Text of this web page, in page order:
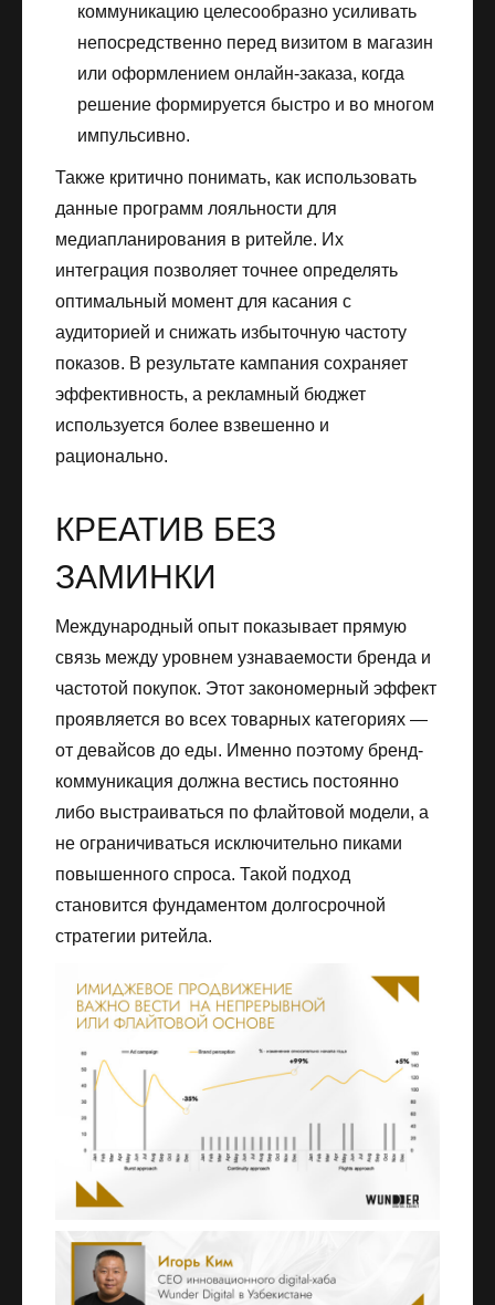
коммуникацию целесообразно усиливать
непосредственно перед визитом в магазин
или оформлением онлайн-заказа, когда
решение формируется быстро и во многом
импульсивно.
Также критично понимать, как использовать
данные программ лояльности для
медиапланирования в ритейле. Их
интеграция позволяет точнее определять
оптимальный момент для касания с
аудиторией и снижать избыточную частоту
показов. В результате кампания сохраняет
эффективность, а рекламный бюджет
используется более взвешенно и
рационально.
КРЕАТИВ БЕЗ
ЗАМИНКИ
Международный опыт показывает прямую
связь между уровнем узнаваемости бренда и
частотой покупок. Этот закономерный эффект
проявляется во всех товарных категориях —
от девайсов до еды. Именно поэтому бренд-
коммуникация должна вестись постоянно
либо выстраиваться по флайтовой модели, а
не ограничиваться исключительно пиками
повышенного спроса. Такой подход
становится фундаментом долгосрочной
стратегии ритейла.